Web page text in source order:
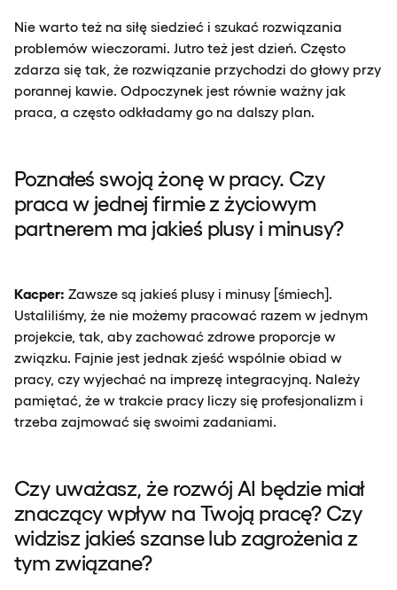
Nie warto też na siłę siedzieć i szukać rozwiązania
problemów wieczorami. Jutro też jest dzień. Często
zdarza się tak, że rozwiązanie przychodzi do głowy przy
porannej kawie. Odpoczynek jest równie ważny jak
praca, a często odkładamy go na dalszy plan.
Poznałeś swoją żonę w pracy. Czy
praca w jednej firmie z życiowym
partnerem ma jakieś plusy i minusy?
Kacper: Zawsze są jakieś plusy i minusy [śmiech].
Ustaliliśmy, że nie możemy pracować razem w jednym
projekcie, tak, aby zachować zdrowe proporcje w
związku. Fajnie jest jednak zjeść wspólnie obiad w
pracy, czy wyjechać na imprezę integracyjną. Należy
pamiętać, że w trakcie pracy liczy się profesjonalizm i
trzeba zajmować się swoimi zadaniami.
Czy uważasz, że rozwój AI będzie miał
znaczący wpływ na Twoją pracę? Czy
widzisz jakieś szanse lub zagrożenia z
tym związane?